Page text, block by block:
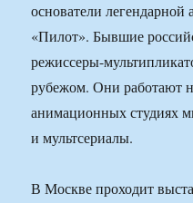
основатели
«Пилот». Бывшие
режиссеры-
рубежом. Они работают
анимационных студиях
и мультсериалы.
В Москве проходит